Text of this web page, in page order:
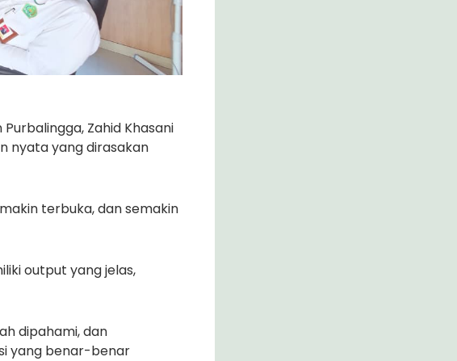
Zahid Khasani
nyata yang dirasakan
terbuka, dan semakin
output yang jelas,
dipahami, dan
yang benar-benar